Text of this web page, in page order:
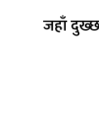
जहाँ दुख्छ